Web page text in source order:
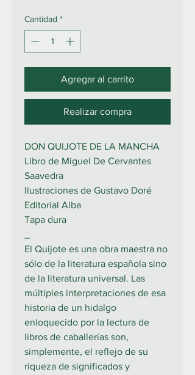
Cantidad *
Agregar al carrito
Realizar compra
DON QUIJOTE DE LA MANCHA
Libro de Miguel De Cervantes
Saavedra
Ilustraciones de Gustavo Doré
Editorial Alba
Tapa dura
El Quijote es una obra maestra no
sólo de la literatura española sino
de la literatura universal. Las
múltiples interpretaciones de esa
historia de un hidalgo
enloquecido por la lectura de
libros de caballerías son,
simplemente, el reflejo de su
riqueza de significados y